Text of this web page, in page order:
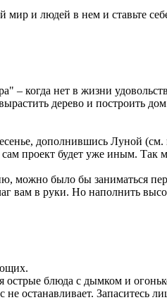
и людей в нем и ставьте
– когда нет в жизни
дерево и построить
дополнившись Луной
проект будет уже иным. Так
можно было бы заниматься
вам в руки. Но наполнить
острые блюда с дымком и
останавливает. Запаситесь